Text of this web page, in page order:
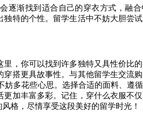
逐渐找到适合自己的穿衣方式，融
特的个性。留学生活中不妨大胆尝
，你可以找到许多独特又具性价比
搭更具故事性。与其他留学生交流
多花些心思。选择合适的面料、遵
加丰富多彩。记住，穿什么衣服不
格，尽情享受这段美好的留学时光！